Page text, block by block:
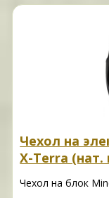
Чехол на
X-Terra
Чехол на блок